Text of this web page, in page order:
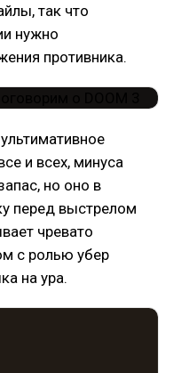
так что
нужно
противника.
и всех, минуса
но оно в
перед выстрелом
чревато
с ролью убер
на ура.